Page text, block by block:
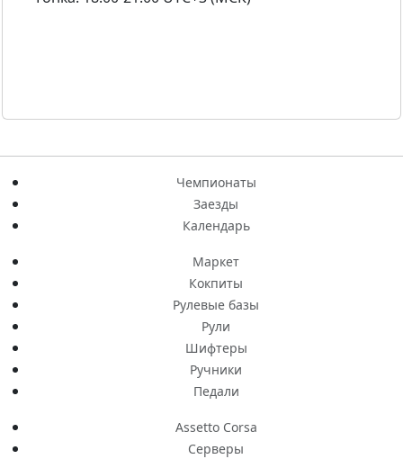
Чемпионаты
Заезды
Календарь
Маркет
Кокпиты
Рулевые базы
Рули
Шифтеры
Ручники
Педали
Assetto Corsa
Серверы